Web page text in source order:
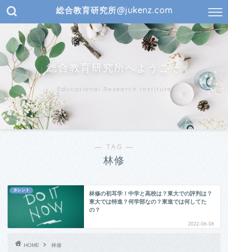
総合教育研究所@jukenz.com
総合教育研究所へようこそ
Educational Research Institute
― TAG ―
林修
タレント
林修の初耳学！中学と高校は？東大での評判は？
東大では特進？何学部なの？東進では何してた
の？
2022-06-06
HOME 林修